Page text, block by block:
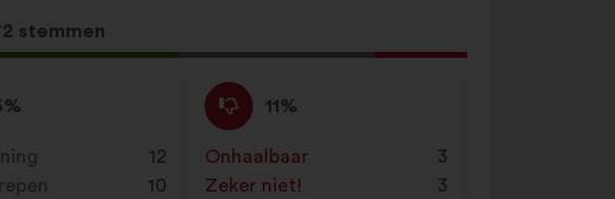
stemmen
12
10
Niet
mee
eens
:
11%
Dit
voorstel
is
gekwalificeerd
Onhaalbaar
: 3
keer
Zeker niet!
: 3
keer